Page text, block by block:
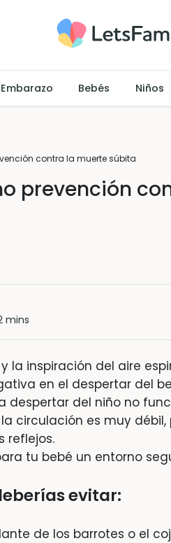
Embarazo Bebés Niños
contra la muerte súbita
prevención
mins
la inspiración del aire
en el despertar del
despertar del niño no
circulación es muy débil,
reflejos.
tu bebé un entorno
evitar:
de los barrotes o el